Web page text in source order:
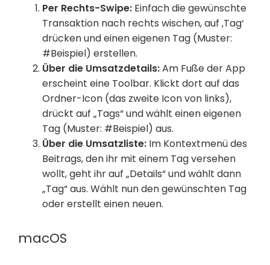
Per Rechts-Swipe: Einfach die gewünschte
Transaktion nach rechts wischen, auf ‚Tag‘
drücken und einen eigenen Tag (Muster:
#Beispiel) erstellen.
Über die Umsatzdetails:Am Fuße der App
erscheint eine Toolbar. Klickt dort auf das
Ordner-Icon (das zweite Icon von links),
drückt auf „Tags“ und wählt einen eigenen
Tag (Muster: #Beispiel) aus.
Über die Umsatzliste: Im Kontextmenü des
Beitrags, den ihr mit einem Tag versehen
wollt, geht ihr auf „Details“ und wählt dann
„Tag“ aus. Wählt nun den gewünschten Tag
oder erstellt einen neuen.
macOS